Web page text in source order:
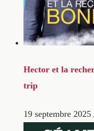
Hector et la
trip
19 septembre 2025